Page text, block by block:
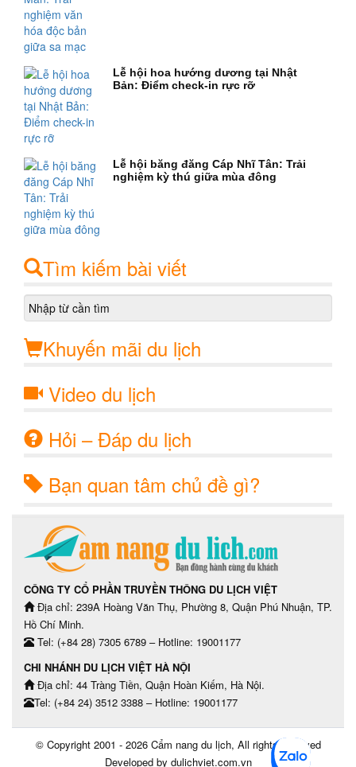
Lễ hội hoa hướng dương tại Nhật
Bản: Điểm check-in rực rỡ
Lễ hội băng đăng Cáp Nhĩ Tân: Trải
nghiệm kỳ thú giữa mùa đông
Tìm kiếm bài viết
Khuyến mãi du lịch
Video du lịch
Hỏi – Đáp du lịch
Bạn quan tâm chủ đề gì?
CÔNG TY CỔ PHẦN TRUYỀN THÔNG DU LỊCH VIỆT
Địa chỉ: 239A Hoàng Văn Thụ, Phường 8, Quận Phú Nhuận, TP.
Hồ Chí Minh.
Tel: (+84 28) 7305 6789 – Hotline: 19001177
CHI NHÁNH DU LỊCH VIỆT HÀ NỘI
Địa chỉ: 44 Tràng Tiền, Quận Hoàn Kiếm, Hà Nội.
Tel: (+84 24) 3512 3388 – Hotline: 19001177
© Copyright 2001 - 2026 Cẩm nang du lịch, All rights reserved
Developed by dulichviet.com.vn